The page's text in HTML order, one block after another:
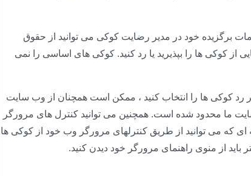
برگزیده خود در مدیر رضایت کوکی می توانید از حقوق
کوکی ها را بپذیرید یا رد کنید. کوکی های اساسی را نمی
رد کوکی ها را انتخاب کنید ، ممکن است همچنان از وب سایت
ما محدود شده است. همچنین می توانید کنترل های مرورگر
ای که می توانید از طریق کنترلهای مرورگر وب خود از کوکی ها
باید از منوی راهنمای مرورگر خود دیدن کنید.